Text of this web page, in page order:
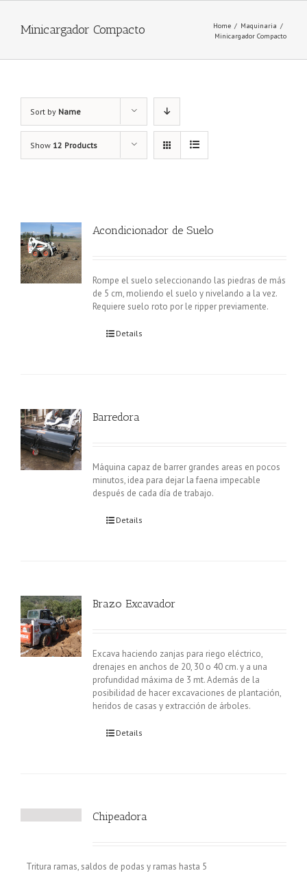
Minicargador Compacto Home / Maquinaria /
Minicargador Compacto
Sort by Name
Show 12 Products
Acondicionador de Suelo
Rompe el suelo seleccionando las piedras de más
de 5 cm, moliendo el suelo y nivelando a la vez.
Requiere suelo roto por le ripper previamente.
Details
Barredora
Máquina capaz de barrer grandes areas en pocos
minutos, idea para dejar la faena impecable
después de cada día de trabajo.
Details
Brazo Excavador
Excava haciendo zanjas para riego eléctrico,
drenajes en anchos de 20, 30 o 40 cm. y a una
profundidad máxima de 3 mt. Además de la
posibilidad de hacer excavaciones de plantación,
heridos de casas y extracción de árboles.
Details
Chipeadora
Tritura ramas, saldos de podas y ramas hasta 5